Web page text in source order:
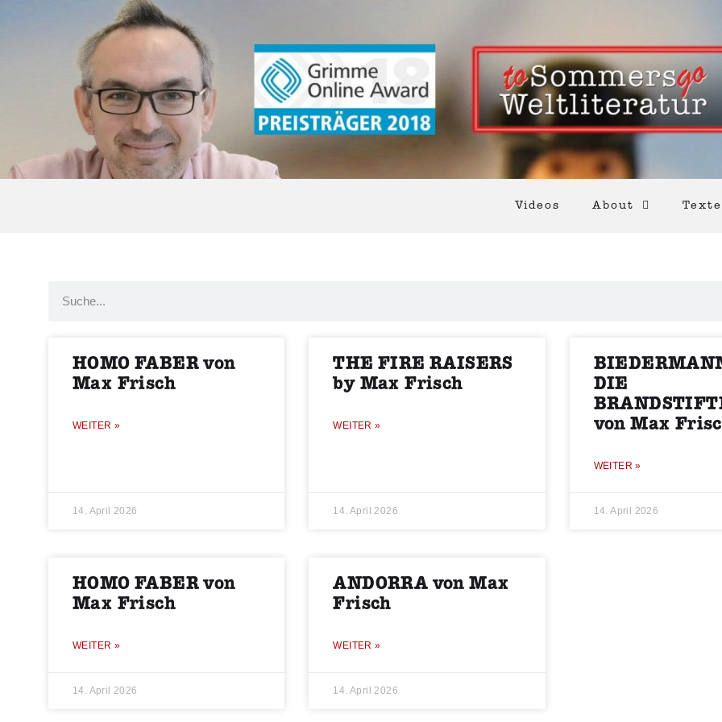
Videos About Texte
HOMO FABER von
Max Frisch
WEITER »
14. April 2026
THE FIRE RAISERS
by Max Frisch
WEITER »
14. April 2026
DIE
von Max
WEITER »
14. April 2026
HOMO FABER von
Max Frisch
WEITER »
14. April 2026
ANDORRA von Max
Frisch
WEITER »
14. April 2026